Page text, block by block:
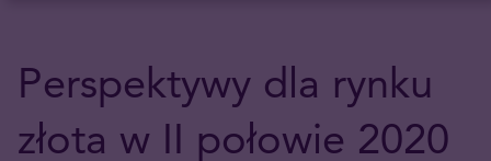
Perspektywy dla rynku
złota w II połowie 2020